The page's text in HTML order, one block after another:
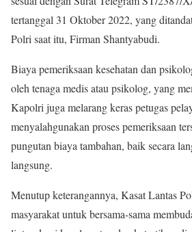
tertanggal 31 Oktober 2022, yang
Polri saat itu, Firman Shantyabudi.
Biaya pemeriksaan kesehatan dan
oleh tenaga medis atau psikolog, yang
Kapolri juga melarang keras petugas
menyalahgunakan proses pemeriksaan
pungutan biaya tambahan, baik secara
langsung.
Menutup keterangannya, Kasat Lantas
masyarakat untuk bersama-sama